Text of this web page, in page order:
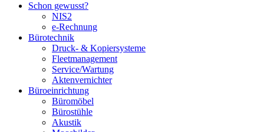
Schon gewusst?
NIS2
e-Rechnung
Bürotechnik
Druck- & Kopiersysteme
Fleetmanagement
Service/Wartung
Aktenvernichter
Büroeinrichtung
Büromöbel
Bürostühle
Akustik